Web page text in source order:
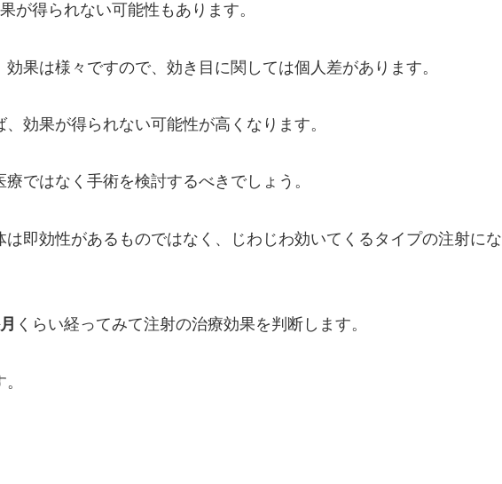
が得られない可能性もあります。
果は様々ですので、効き目に関しては個人差があります。
効果が得られない可能性が高くなります。
ではなく手術を検討するべきでしょう。
即効性があるものではなく、じわじわ効いてくるタイプの注射にな
くらい経ってみて注射の治療効果を判断します。